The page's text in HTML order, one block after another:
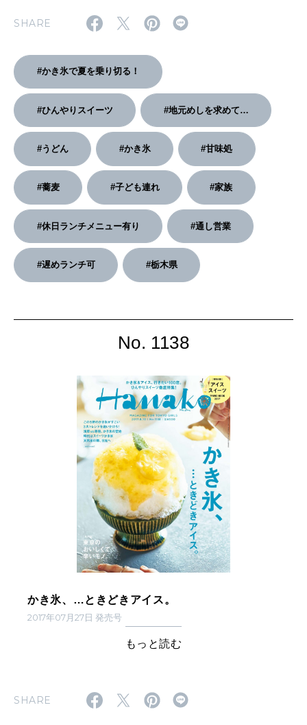
2026年7月号「鎌倉 ローカルが 教えてくれた 本当の歩き方。」
2026年6月号「大銀座 トレンドが生まれる 新しい一流店へ。」
2026年5月号「“大好き”に出会いに。韓国」
2026年4月号「未来をつくる、学びの教科書。」
2026年3月号「スイーツ予想図 2026」
2026年2月号「良運を掴む 新・開運術。」
2026年1月号「猫がいれば、幸せ」
2025年12月号「お酒の新常識。」
MAGAZINE
FOLLOW US!
SHARE
#かき氷で夏を乗り切る！
#ひんやりスイーツ #地元めしを求めて…
#うどん #かき氷 #甘味処
#蕎麦 #子ども連れ #家族
#休日ランチメニュー有り #通し営業
#遅めランチ可 #栃木県
No. 1138
かき氷、…ときどきアイス。
2017年07月27日 発売号
もっと読む
SHARE